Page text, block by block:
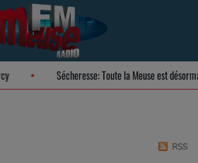
Sécheresse: Toute la Meuse est
RSS